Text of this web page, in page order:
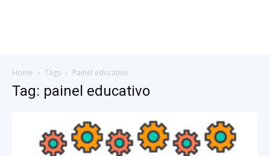
Home Tags Painel educativo
Tag: painel educativo